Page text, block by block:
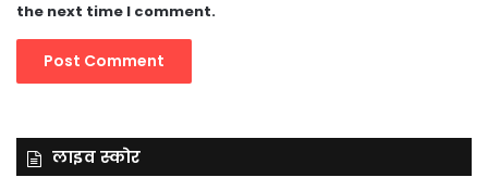
the next time I comment.
लाइव स्कोर